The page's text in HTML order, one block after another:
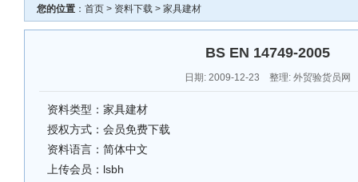
您的位置 ： 首页 > 资料下载 > 家具建材
BS EN 14749-2005
日期: 2009-12-23 整理: 外贸验货员网
资料类型：家具建材
授权方式：会员免费下载
资料语言：简体中文
上传会员：lsbh